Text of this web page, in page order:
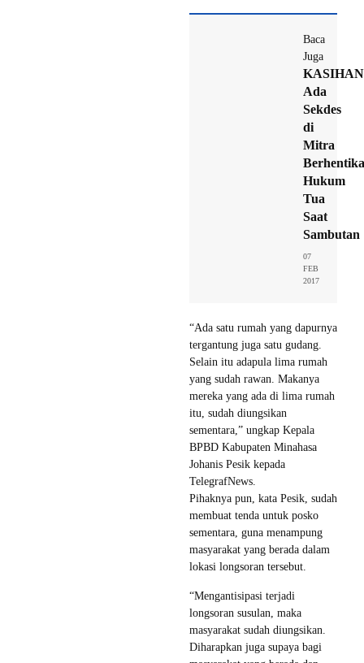
Baca
Juga
Ada
Sekdes
di
Mitra
Hukum
Tua
Saat
Sambutan
07
FEB
2017
“Ada satu rumah yang dapurnya
tergantung juga satu gudang.
Selain itu adapula lima rumah
yang sudah rawan. Makanya
mereka yang ada di lima rumah
itu, sudah diungsikan
sementara,” ungkap Kepala
BPBD Kabupaten Minahasa
Johanis Pesik kepada
TelegrafNews.
Pihaknya pun, kata Pesik, sudah
membuat tenda untuk posko
sementara, guna menampung
masyarakat yang berada dalam
lokasi longsoran tersebut.
“Mengantisipasi terjadi
longsoran susulan, maka
masyarakat sudah diungsikan.
Diharapkan juga supaya bagi